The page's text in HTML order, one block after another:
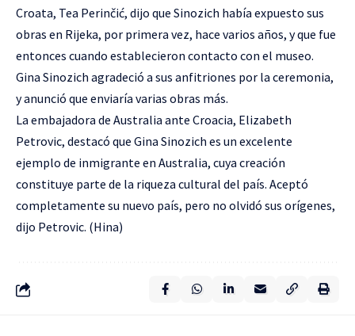
Croata, Tea Perinčić, dijo que Sinozich había expuesto sus
obras en Rijeka, por primera vez, hace varios años, y que fue
entonces cuando establecieron contacto con el museo.
Gina Sinozich agradeció a sus anfitriones por la ceremonia,
y anunció que enviaría varias obras más.
La embajadora de Australia ante Croacia, Elizabeth
Petrovic, destacó que Gina Sinozich es un excelente
ejemplo de inmigrante en Australia, cuya creación
constituye parte de la riqueza cultural del país. Aceptó
completamente su nuevo país, pero no olvidó sus orígenes,
dijo Petrovic. (Hina)